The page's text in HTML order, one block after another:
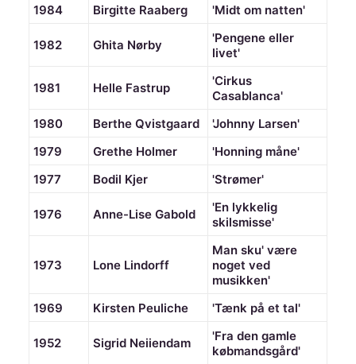
1984 Birgitte Raaberg 'Midt om natten'
1982 Ghita Nørby
'Pengene eller
livet'
1981 Helle Fastrup
'Cirkus
Casablanca'
1980
Berthe Qvistgaard
'Johnny Larsen'
1979
Grethe Holmer
'Honning måne'
1977
Bodil Kjer 'Strømer'
1976 Anne-Lise Gabold
'En lykkelig
skilsmisse'
1973 Lone Lindorff
Man sku' være
noget ved
musikken'
1969
Kirsten Peuliche 'Tænk på et tal'
1952 Sigrid Neiiendam
'Fra den gamle
købmandsgård'